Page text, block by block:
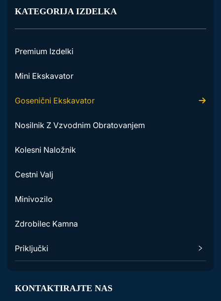
KATEGORIJA IZDELKA
Premium Izdelki
Mini Ekskavator
Gosenični Ekskavator
Nosilnik Z Vzvodnim Obratovanjem
Kolesni Naložnik
Cestni Valj
Minivozilo
Zdrobilec Kamna
Priključki
KONTAKTIRAJTE NAS